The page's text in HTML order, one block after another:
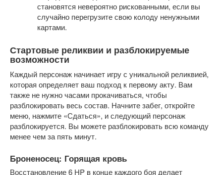
становятся невероятно рискованными, если вы
случайно перегрузите свою колоду ненужными
картами.
Стартовые реликвии и разблокируемые
возможности
Каждый персонаж начинает игру с уникальной реликвией,
которая определяет ваш подход к первому акту. Вам
также не нужно часами прокачиваться, чтобы
разблокировать весь состав. Начните забег, откройте
меню, нажмите «Сдаться», и следующий персонаж
разблокируется. Вы можете разблокировать всю команду
менее чем за пять минут.
Броненосец: Горящая кровь
Восстановление 6 HP в конце каждого боя делает